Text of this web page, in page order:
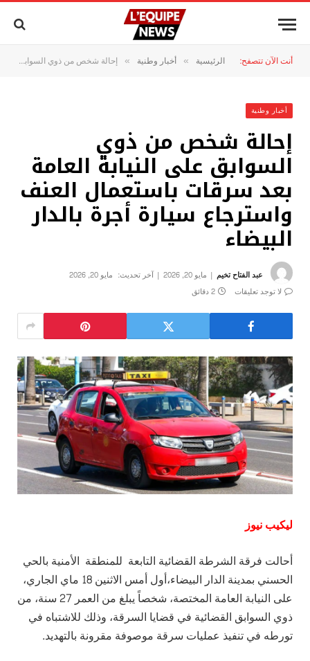
أنت الآن تتصفح: الرئيسية » أخبار وطنية » إحالة شخص من ذوي السوابق على النيابة العامة بعد سرقات باستعمال العنف واسترجاع سيارة أجرة بالدار البيضاء
أخبار وطنية
إحالة شخص من ذوي
السوابق على النيابة العامة
بعد سرقات باستعمال العنف
واسترجاع سيارة أجرة بالدار
البيضاء
عبد الفتاح تخيم مايو 20, 2026 آخر تحديث: مايو 20, 2026
لا توجد تعليقات
2 دقائق
ليكيب نيوز
أحالت فرقة الشرطة القضائية التابعة للمنطقة الأمنية بالحي
الحسني بمدينة الدار البيضاء،أول أمس الاثنين 18 ماي الجاري،
على النيابة العامة المختصة، شخصاً يبلغ من العمر 27 سنة، من
ذوي السوابق القضائية في قضايا السرقة، وذلك للاشتباه في
تورطه في تنفيذ عمليات سرقة موصوفة مقرونة بالتهديد.